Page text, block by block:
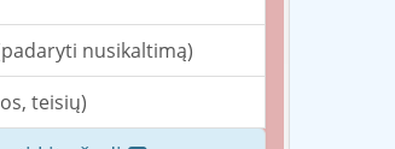
nusikaltimą)
teisių)